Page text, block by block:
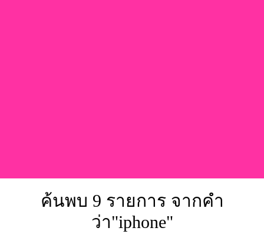
ค้นพบ 9 รายการ จากคำ
ว่า"iphone"